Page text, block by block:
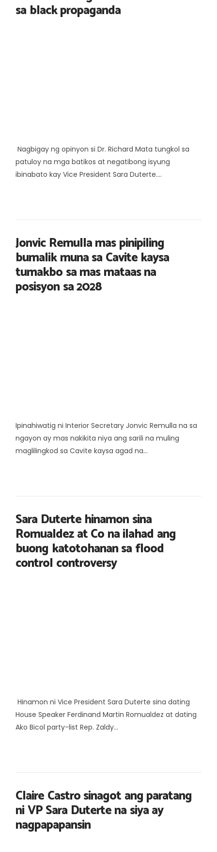
sa black propaganda
Nagbigay ng opinyon si Dr. Richard Mata tungkol sa
patuloy na mga batikos at negatibong isyung
ibinabato kay Vice President Sara Duterte....
Jonvic Remulla mas pinipiling
bumalik muna sa Cavite kaysa
tumakbo sa mas mataas na
posisyon sa 2028
Ipinahiwatig ni Interior Secretary Jonvic Remulla na sa
ngayon ay mas nakikita niya ang sarili na muling
maglilingkod sa Cavite kaysa agad na...
Sara Duterte hinamon sina
Romualdez at Co na ilahad ang
buong katotohanan sa flood
control controversy
Hinamon ni Vice President Sara Duterte sina dating
House Speaker Ferdinand Martin Romualdez at dating
Ako Bicol party-list Rep. Zaldy...
Claire Castro sinagot ang paratang
ni VP Sara Duterte na siya ay
nagpapapansin